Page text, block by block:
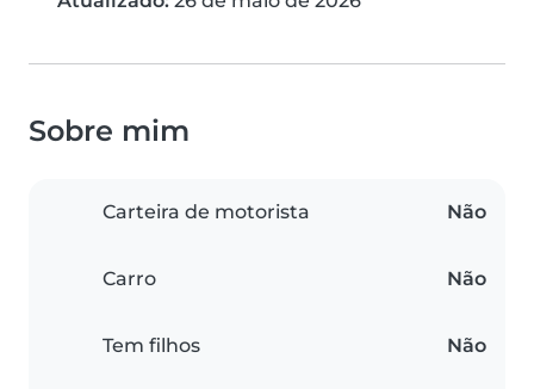
Sobre mim
Carteira de motorista Não
Carro Não
Tem filhos Não